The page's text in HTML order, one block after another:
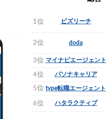
1位 ビズリーチ
2位 doda
3位 マイナビエージェント
4位 パソナキャリア
5位 type転職エージェント
6位 ハタラクティブ